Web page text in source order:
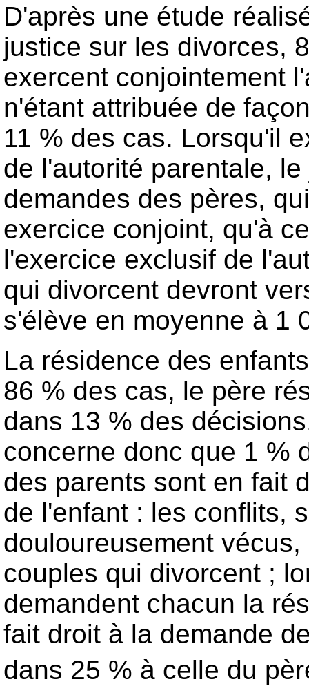
D'après une étude
justice sur les divorces,
exercent conjointement
n'étant attribuée de
11 % des cas. Lorsqu'il
de l'autorité parentale,
demandes des pères,
exercice conjoint, qu'à
l'exercice exclusif de
qui divorcent devront
s'élève en moyenne à 1
La résidence des
86 % des cas, le père
dans 13 % des
concerne donc que 1 %
des parents sont en fait
de l'enfant : les conflits,
douloureusement
couples qui divorcent ;
demandent chacun la
fait droit à la demande
dans 25 % à celle du